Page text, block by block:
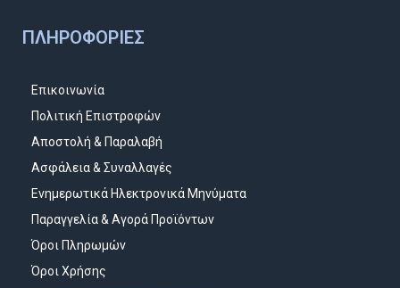
ΠΛΗΡΟΦΟΡΊΕΣ
Επικοινωνία
Πολιτική Επιστροφών
Αποστολή & Παραλαβή
Ασφάλεια & Συναλλαγές
Ενημερωτικά Ηλεκτρονικά Μηνύματα
Παραγγελία & Αγορά Προϊόντων
Όροι Πληρωμών
Όροι Χρήσης